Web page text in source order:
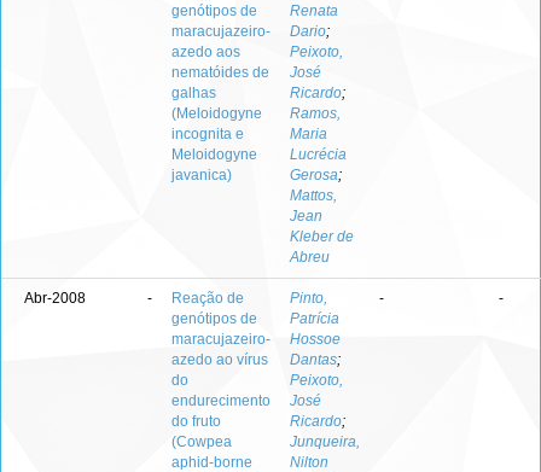
genótipos de
maracujazeiro-
azedo aos
nematóides de
galhas
(Meloidogyne
incognita e
Meloidogyne
javanica)
Renata
Dario;
Peixoto,
José
Ricardo;
Ramos,
Maria
Lucrécia
Gerosa;
Mattos,
Jean
Kleber de
Abreu
Abr-2008 -
Reação de
genótipos de
maracujazeiro-
azedo ao vírus
do
endurecimento
do fruto
(Cowpea
aphid-borne
Pinto,
Patrícia
Hossoe
Dantas;
Peixoto,
José
Ricardo;
Junqueira,
Nilton
- -